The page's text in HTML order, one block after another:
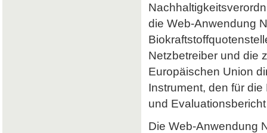
die Web-Anwendung
Netzbetreiber und die
Europäischen Union
Instrument, den für
und
Die Web-Anwendung